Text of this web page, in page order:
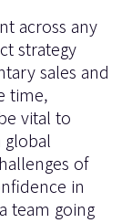
across any
strategy
sales and
time,
vital to
global
of
in
team going